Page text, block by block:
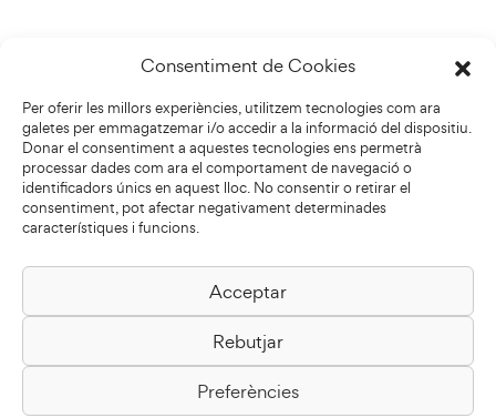
Consentiment de Cookies
Per oferir les millors experiències, utilitzem tecnologies com ara
galetes per emmagatzemar i/o accedir a la informació del dispositiu.
Donar el consentiment a aquestes tecnologies ens permetrà
processar dades com ara el comportament de navegació o
identificadors únics en aquest lloc. No consentir o retirar el
consentiment, pot afectar negativament determinades
característiques i funcions.
Acceptar
Rebutjar
Preferències
Biblioteca Pilarin Bayés
Passeig de la Generalitat, 1
08500 Vic